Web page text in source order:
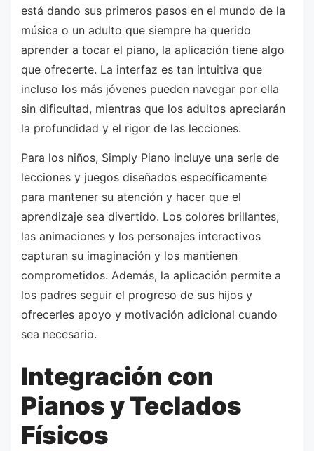
está dando sus primeros pasos en el mundo de la
música o un adulto que siempre ha querido
aprender a tocar el piano, la aplicación tiene algo
que ofrecerte. La interfaz es tan intuitiva que
incluso los más jóvenes pueden navegar por ella
sin dificultad, mientras que los adultos apreciarán
la profundidad y el rigor de las lecciones.
Para los niños, Simply Piano incluye una serie de
lecciones y juegos diseñados específicamente
para mantener su atención y hacer que el
aprendizaje sea divertido. Los colores brillantes,
las animaciones y los personajes interactivos
capturan su imaginación y los mantienen
comprometidos. Además, la aplicación permite a
los padres seguir el progreso de sus hijos y
ofrecerles apoyo y motivación adicional cuando
sea necesario.
Integración con
Pianos y Teclados
Físicos